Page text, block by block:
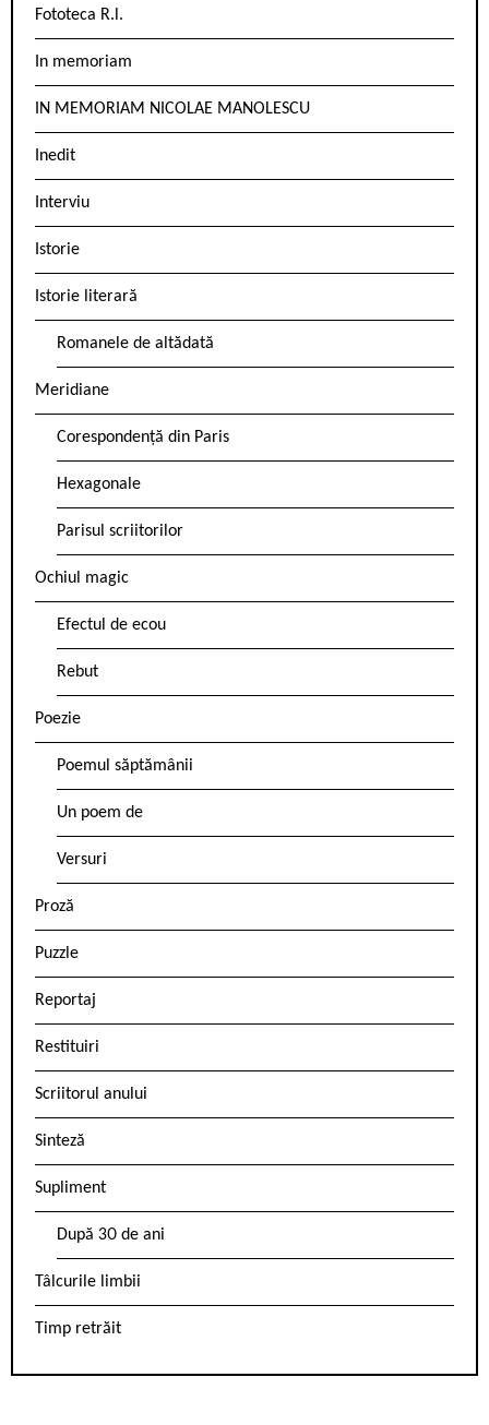
Fototeca R.l.
In memoriam
IN MEMORIAM NICOLAE MANOLESCU
Inedit
Interviu
Istorie
Istorie literară
Romanele de altădată
Meridiane
Corespondență din Paris
Hexagonale
Parisul scriitorilor
Ochiul magic
Efectul de ecou
Rebut
Poezie
Poemul săptămânii
Un poem de
Versuri
Proză
Puzzle
Reportaj
Restituiri
Scriitorul anului
Sinteză
Supliment
După 30 de ani
Tâlcurile limbii
Timp retrăit